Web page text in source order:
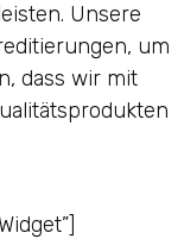
Unsere
um
dass wir mit